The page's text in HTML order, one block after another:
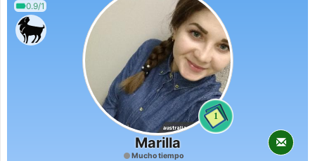
0.9/1
1
Marilla
Mucho tiempo